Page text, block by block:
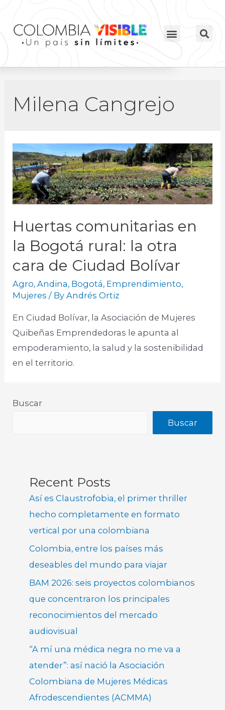
Milena Cangrejo
Huertas comunitarias en
la Bogotá rural: la otra
cara de Ciudad Bolívar
Agro,Andina, Bogotá, Emprendimiento,
Mujeres / ByAndrés Ortiz
En Ciudad Bolívar, la Asociación de Mujeres
Quibeñas Emprendedoras le apunta al
empoderamiento, la salud y la sostenibilidad
en el territorio.
Buscar
Buscar
Recent Posts
Así es Claustrofobia, el primer thriller
hecho completamente en formato
vertical por una colombiana
Colombia, entre los países más
deseables del mundo para viajar
BAM 2026: seis proyectos colombianos
que concentraron los principales
reconocimientos del mercado
audiovisual
“A mí una médica negra no me va a
atender”: así nació la Asociación
Colombiana de Mujeres Médicas
Afrodescendientes (ACMMA)